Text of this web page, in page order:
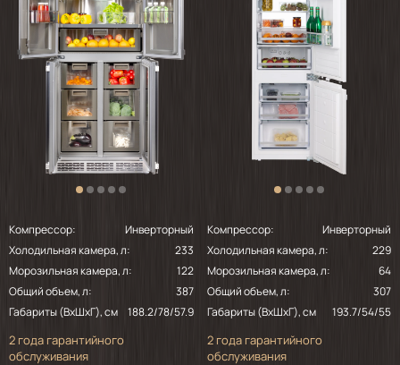
Компрессор:
Инверторный
Холодильная камера, л:
233
Морозильная камера, л:
122
Общий объем, л:
387
Габариты (ВхШхГ), см
188.2/78/57.9
2 года гарантийного
обслуживания
Компрессор:
Инверторный
Холодильная камера, л:
229
Морозильная камера, л:
64
Общий объем, л:
307
Габариты (ВхШхГ), см
193.7/54/55
2 года гарантийного
обслуживания